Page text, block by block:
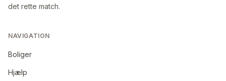
det rette match.
NAVIGATION
Boliger
Hjælp